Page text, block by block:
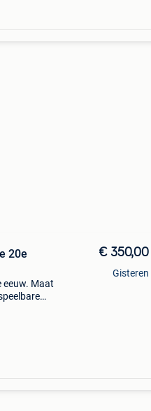
20e
eeuw. Maat
€ 350,00
Gisteren